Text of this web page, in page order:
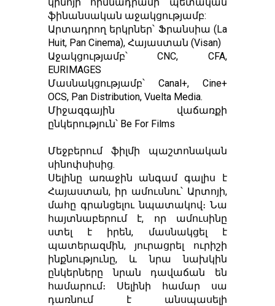
ֆինանսական աջակցությամբ:
Արտադրող երկրներ՝ Ֆրանսիա (La
Huit, Pan Cinema), Հայաստան (Visan)
Աջակցությամբ՝ CNC, CFA,
EURIMAGES
Մասնակցությամբ՝ Canal+, Cine+
OCS, Pan Distribution, Vuelta Media.
Միջազգային վաճառքի
ընկերություն՝ Be For Films
Մեջբերում ֆիլմի պաշտոնական
սինոփսիսից.
Սելինը առաջին անգամ գալիս է
Հայաստան, իր ամուսնու՝ Արտոյի,
մահը գրանցելու նպատակով։ Նա
հայտնաբերում է, որ ամուսինը
ստել է իրեն, մասնակցել է
պատերազմին, յուրացրել ուրիշի
ինքնությունը, և նրա նախկին
ընկերները նրան դավաճան են
համարում։ Սելինի համար սա
դառնում է անսպասելի